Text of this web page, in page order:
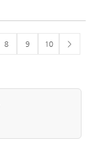
8 9 10 >